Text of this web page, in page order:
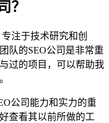
？
注于技术研究和创
队的SEO公司是非常重
过的项目，可以帮助我
公司能力和实力的重
查看其以前所做的工